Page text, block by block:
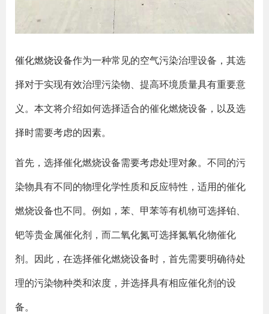
催化燃烧设备作为一种常见的空气污染治理设备，其选
择对于实现有效治理污染物、提高环境质量具有重要意
义。本文将介绍如何选择适合的催化燃烧设备，以及选
择时需要考虑的因素。
首先，选择催化燃烧设备需要考虑处理对象。不同的污
染物具有不同的物理化学性质和反应特性，适用的催化
燃烧设备也不同。例如，苯、甲苯等有机物可选择铂、
钯等贵金属催化剂，而二氧化氮可选择氮氧化物催化
剂。因此，在选择催化燃烧设备时，首先需要明确待处
理的污染物种类和浓度，并选择具有相应催化剂的设
备。